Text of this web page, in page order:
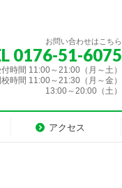
お問い合わせはこちら
0176-51-6075
時間 11:00～21:00（月～土）
校時間 11:00～21:30（月～金）
13:00～20:00（土）
アクセス